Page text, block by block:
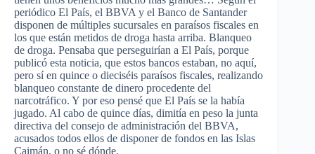
periódico El País, el BBVA y el Banco de Santander
disponen de múltiples sucursales en paraísos fiscales en
los que están metidos de droga hasta arriba. Blanqueo
de droga. Pensaba que perseguirían a El País, porque
publicó esta noticia, que estos bancos estaban, no aquí,
pero sí en quince o dieciséis paraísos fiscales, realizando
blanqueo constante de dinero procedente del
narcotráfico. Y por eso pensé que El País se la había
jugado. Al cabo de quince días, dimitía en peso la junta
directiva del consejo de administración del BBVA,
acusados todos ellos de disponer de fondos en las Islas
Caimán, o no sé dónde.